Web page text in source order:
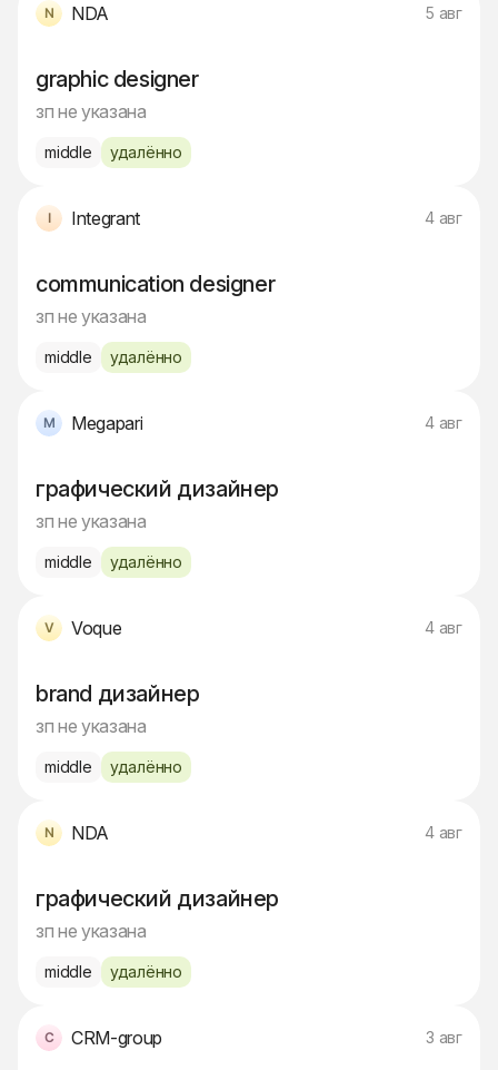
NDA 5 авг
graphic designer
зп не указана
middle удалённо
Integrant 4 авг
communication designer
зп не указана
middle удалённо
Megapari 4 авг
графический дизайнер
зп не указана
middle удалённо
Voque 4 авг
brand дизайнер
зп не указана
middle удалённо
NDA 4 авг
графический дизайнер
зп не указана
middle удалённо
CRM-group 3 авг